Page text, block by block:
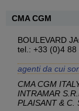
CMA CGM
BOULEVARD
tel.: +33 (0)4 88
agenti da cui
CMA CGM
INTRAMAR
PLAISANT & C.